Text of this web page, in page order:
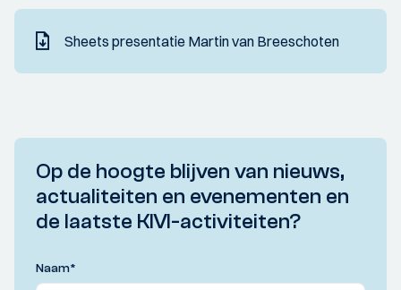
Sheets presentatie Martin van Breeschoten
Op de hoogte blijven van nieuws,
actualiteiten en evenementen en
de laatste KIVI-activiteiten?
Naam*